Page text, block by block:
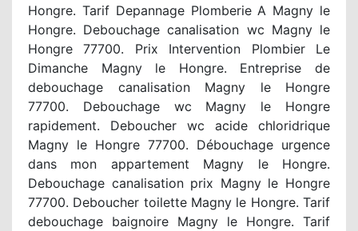
Hongre. Tarif Depannage Plomberie A Magny le
Hongre. Debouchage canalisation wc Magny le
Hongre 77700. Prix Intervention Plombier Le
Dimanche Magny le Hongre. Entreprise de
debouchage canalisation Magny le Hongre
77700. Debouchage wc Magny le Hongre
rapidement. Deboucher wc acide chloridrique
Magny le Hongre 77700. Débouchage urgence
dans mon appartement Magny le Hongre.
Debouchage canalisation prix Magny le Hongre
77700. Deboucher toilette Magny le Hongre. Tarif
debouchage baignoire Magny le Hongre. Tarif